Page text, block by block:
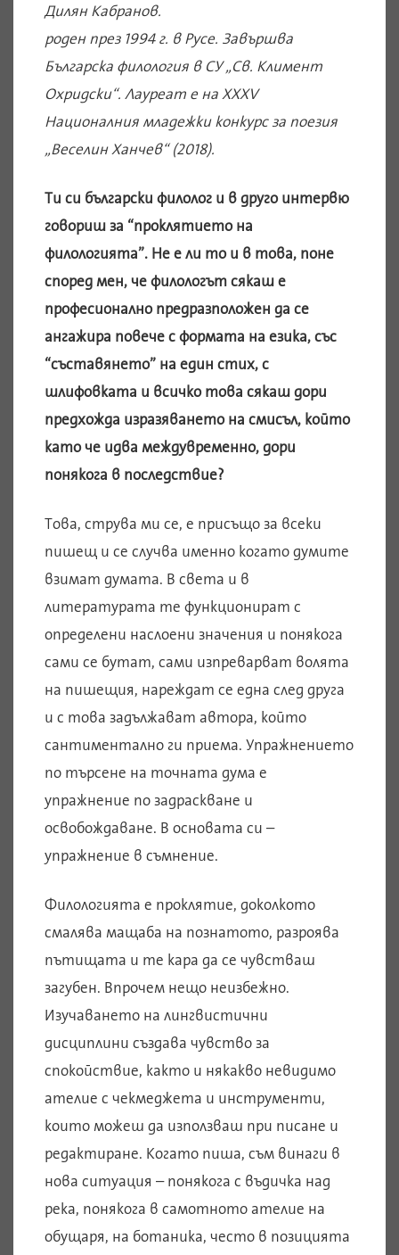
Дилян Кабранов.
роден през 1994 г. в Русе. Завършва
Българска филология в СУ „Св. Климент
Охридски“. Лауреат е на ХХХV
Националния младежки конкурс за поезия
„Веселин Ханчев“ (2018).
Ти си български филолог и в друго интервю
говориш за “проклятието на
филологията”. Не е ли то и в това, поне
според мен, че филологът сякаш е
професионално предразположен да се
ангажира повече с формата на езика, със
“съставянето” на един стих, с
шлифовката и всичко това сякаш дори
предхожда изразяването на смисъл, който
като че идва междувременно, дори
понякога в последствие?
Това, струва ми се, е присъщо за всеки
пишещ и се случва именно когато думите
взимат думата. В света и в
литературата те функционират с
определени наслоени значения и понякога
сами се бутат, сами изпреварват волята
на пишещия, нареждат се една след друга
и с това задължават автора, който
сантиментално ги приема. Упражнението
по търсене на точната дума е
упражнение по задраскване и
освобождаване. В основата си –
упражнение в съмнение.
Филологията е проклятие, доколкото
смалява мащаба на познатото, разроява
пътищата и те кара да се чувстваш
загубен. Впрочем нещо неизбежно.
Изучаването на лингвистични
дисциплини създава чувство за
спокойствие, както и някакво невидимо
ателие с чекмеджета и инструменти,
които можеш да използваш при писане и
редактиране. Когато пиша, съм винаги в
нова ситуация – понякога с въдичка над
река, понякога в самотното ателие на
обущаря, на ботаника, често в позицията